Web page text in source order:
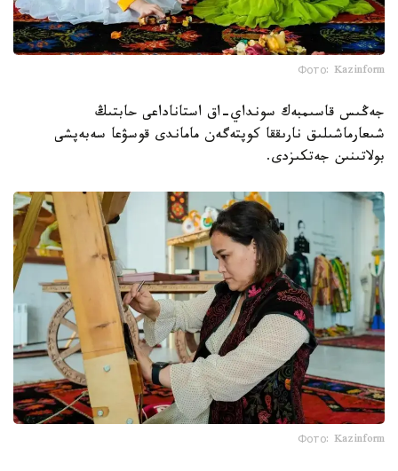
Фото: Kazinform
جەڭىس قاسىمبەك سونداي-اق استاناداعى حابتىڭ
شىعارماشىلىق نارىققا كوپتەگەن ماماندى قوسۋعا سەبەپشى
بولاتىنىن جەتكىزدى.
Фото: Kazinform